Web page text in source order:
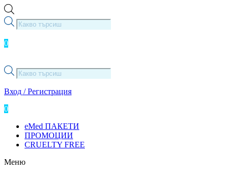
Skip
to
content
Products
search
0
Products
search
Вход / Регистрация
0
eMed ПАКЕТИ
ПРОМОЦИИ
CRUELTY FREE
Меню